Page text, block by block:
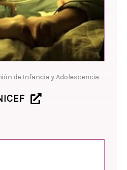
de Infancia y Adolescencia